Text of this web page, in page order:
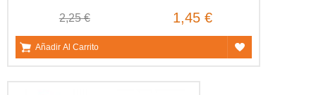
2,25 € 1,45 €
Añadir Al Carrito